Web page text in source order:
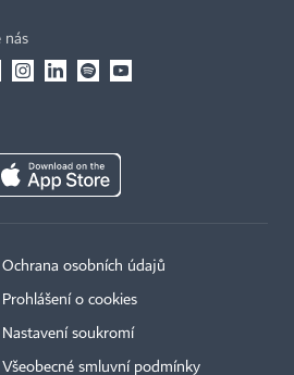
nás
Ochrana osobních údajů
Prohlášení o cookies
Nastavení soukromí
Všeobecné smluvní podmínky